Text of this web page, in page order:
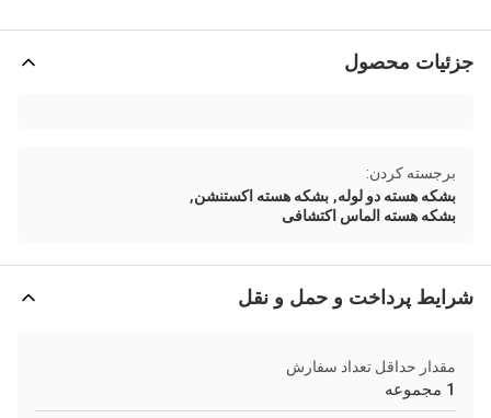
جزئیات محصول
برجسته کردن:
بشکه هسته دو لوله, بشکه هسته اکستنشن,
بشکه هسته الماس اکتشافی
شرایط پرداخت و حمل و نقل
مقدار حداقل تعداد سفارش
1 مجموعه